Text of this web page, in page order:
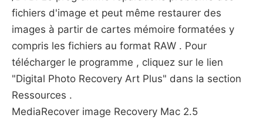
fichiers d'image et peut même restaurer des
images à partir de cartes mémoire formatées y
compris les fichiers au format RAW . Pour
télécharger le programme , cliquez sur le lien
"Digital Photo Recovery Art Plus" dans la section
Ressources .
MediaRecover image Recovery Mac 2.5